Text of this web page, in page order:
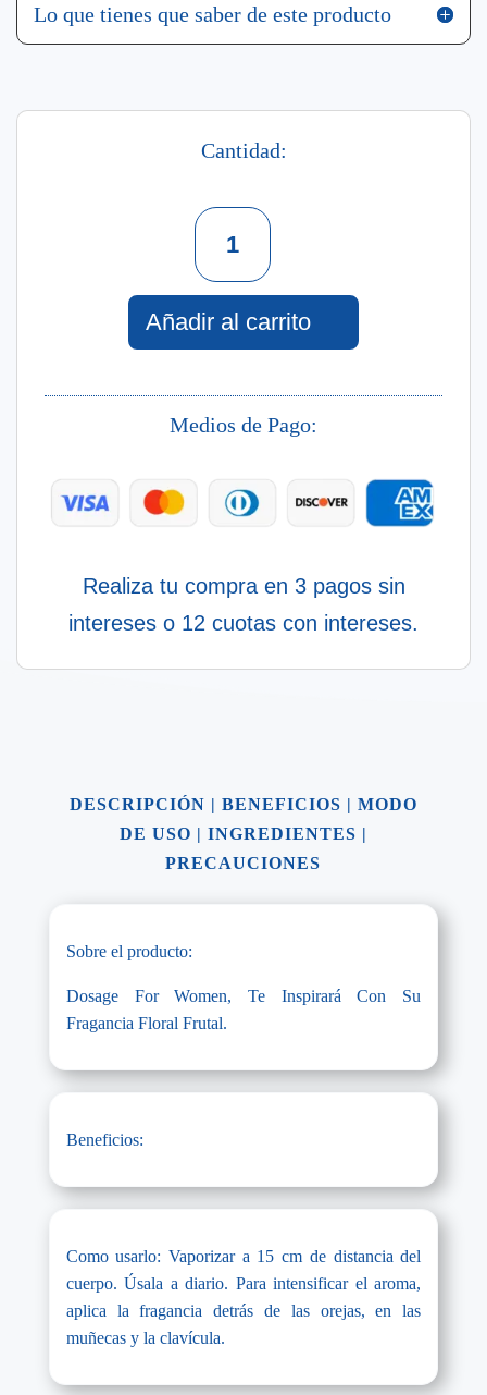
Lo que tienes que saber de este producto
Cantidad:
Set
Dosage
Perfume
+
Crema
cantidad
Añadir al carrito
Medios de Pago:
Realiza tu compra en 3 pagos sin
intereses o 12 cuotas con intereses.
DESCRIPCIÓN | BENEFICIOS | MODO
DE USO | INGREDIENTES |
PRECAUCIONES
Sobre el producto:
Dosage For Women, Te Inspirará Con Su
Fragancia Floral Frutal.
Beneficios:
Como usarlo: Vaporizar a 15 cm de distancia del
cuerpo. Úsala a diario. Para intensificar el aroma,
aplica la fragancia detrás de las orejas, en las
muñecas y la clavícula.